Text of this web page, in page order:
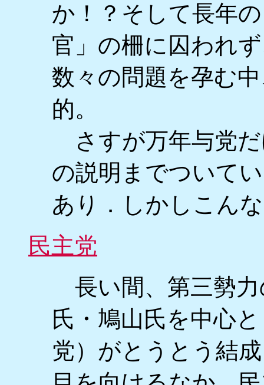
か！？そして長年
官」の柵に囚われ
数々の問題を孕む
的。
さすが万年与党だ
の説明までついて
あり．しかしこん
民主党
長い間、第三勢力
氏・鳩山氏を中心
党）がとうとう結